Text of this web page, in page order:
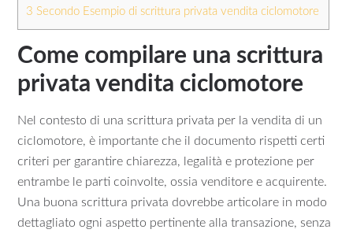
3 Secondo Esempio di scrittura privata vendita ciclomotore
Come compilare una scrittura
privata vendita ciclomotore
Nel contesto di una scrittura privata per la vendita di un
ciclomotore, è importante che il documento rispetti certi
criteri per garantire chiarezza, legalità e protezione per
entrambe le parti coinvolte, ossia venditore e acquirente.
Una buona scrittura privata dovrebbe articolare in modo
dettagliato ogni aspetto pertinente alla transazione, senza